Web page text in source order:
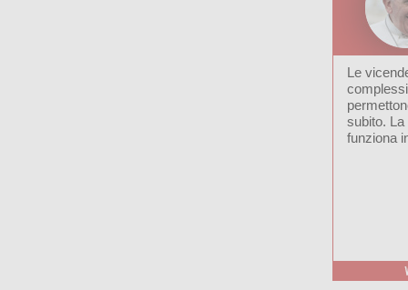
Le
subito.
funziona